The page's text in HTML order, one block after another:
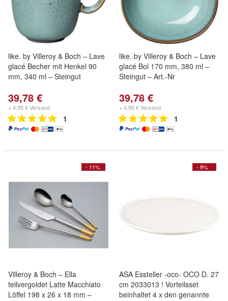
like. by Villeroy & Boch – Lave
glacé Becher mit Henkel 90
mm, 340 ml – Steingut
39,78 €
+ 4,95 € Versand
1
like. by Villeroy & Boch – Lave
glacé Bol 170 mm, 380 ml –
Steingut – Art.-Nr
39,78 €
+ 4,95 € Versand
1
- 11%
Villeroy & Boch – Ella
teilvergoldet Latte Macchiato
Löffel 198 x 26 x 18 mm –
- 9%
ASA Essteller -oco- OCO D. 27
cm 2033013 ! Vorteilsset
beinhaltet 4 x den genannte